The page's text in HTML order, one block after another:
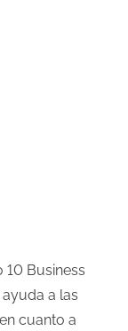
Business
a las
cuanto a